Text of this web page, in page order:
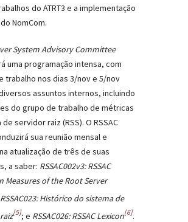
do ATRT3 e a implementação
NomCom.
System Advisory Committee
uma programação intensa, com
trabalho nos dias 3/nov e 5/nov
assuntos internos, incluindo
do grupo de trabalho de métricas
servidor raiz (RSS). O RSSAC
sua reunião mensal e
atualização de três de suas
a saber: RSSAC002v3: RSSAC
Measures of the Root Server
RSSAC023: Histórico do sistema de
[5]; e RSSAC026: RSSAC Lexicon[6].